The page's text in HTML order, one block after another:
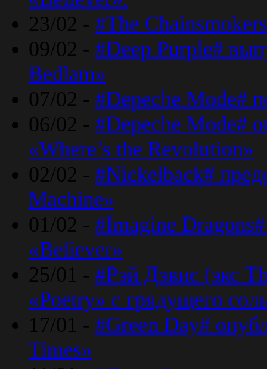
23/02 - #The
09/02 - #Deep Purple#
Bedlam»
07/02 - #Depeche Mode#
06/02 - #Depeche Mode#
«Where’s the Revolution»
02/02 - #Nickelback#
Machine»
01/02 - #Imagine
«Believer»
25/01 - #Рэй Дэвис (экс
«Poetry» с грядущего
17/01 - #Green Day#
Times»